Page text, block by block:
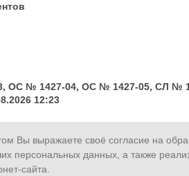
Вы выражаете своё согласие на
персональных данных, а также
сайта.
Активировать
Сообщить о
ОС № 1427-04, ОС № 1427-05, СЛ №
12:23